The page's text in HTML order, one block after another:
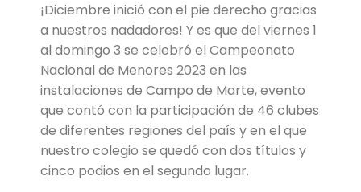
¡Diciembre inició con el pie derecho gracias
a nuestros nadadores! Y es que del viernes 1
al domingo 3 se celebró el Campeonato
Nacional de Menores 2023 en las
instalaciones de Campo de Marte, evento
que contó con la participación de 46 clubes
de diferentes regiones del país y en el que
nuestro colegio se quedó con dos títulos y
cinco podios en el segundo lugar.